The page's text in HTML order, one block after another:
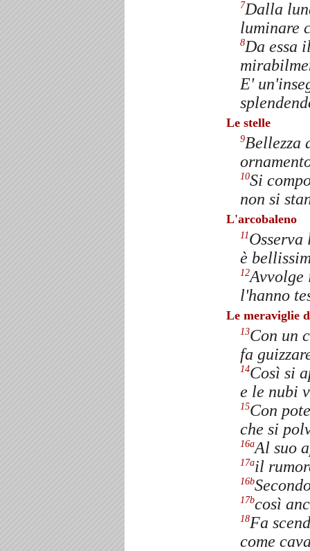
7Dalla
luminare
8Da essa
E'
Le stelle
9Bellezza
10Si
non si
L'arcobaleno
11
è
12
l'hanno
Le meraviglie
13Con un
fa
14Così si
e le nubi
15Con
che si
16aAl suo
17ail
16b
17bcosì
18Fa
come